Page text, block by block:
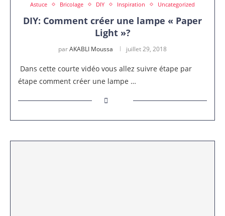
Astuce Bricolage DIY Inspiration Uncategorized
DIY: Comment créer une lampe « Paper
Light »?
parAKABLI Moussa juillet 29, 2018
Dans cette courte vidéo vous allez suivre étape par
étape comment créer une lampe …